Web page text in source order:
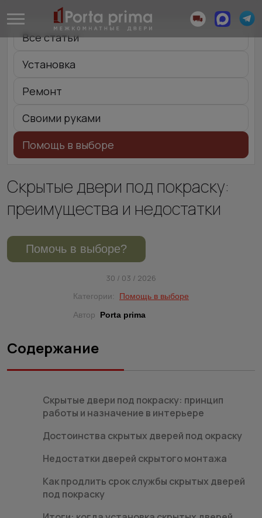
Все статьи
Установка
Ремонт
Своими руками
Помощь в выборе
Скрытые двери под покраску:
преимущества и недостатки
Помочь в выборе?
30 / 03 / 2026
Категории:
Помощь в выборе
Автор
Porta prima
Содержание
Скрытые двери под покраску: принцип
работы и назначение в интерьере
Достоинства скрытых дверей под окраску
Недостатки дверей скрытого монтажа
Как продлить срок службы скрытых дверей
под покраску